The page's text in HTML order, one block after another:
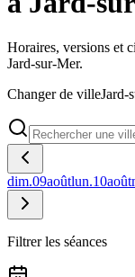
Horaires, versions et
Jard-sur-Mer.
Changer de villeJard-
dim.09aoûtlun.10août
Filtrer les séances